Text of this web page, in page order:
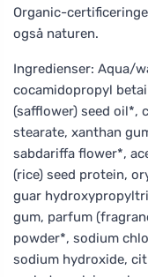
Organic-
også naturen.
Ingredienser: Aqua/
cocamidopropyl
(safflower) seed oil*,
stearate, xanthan
sabdariffa flower*,
(rice) seed protein,
guar
gum, parfum
powder*, sodium
sodium hydroxide,